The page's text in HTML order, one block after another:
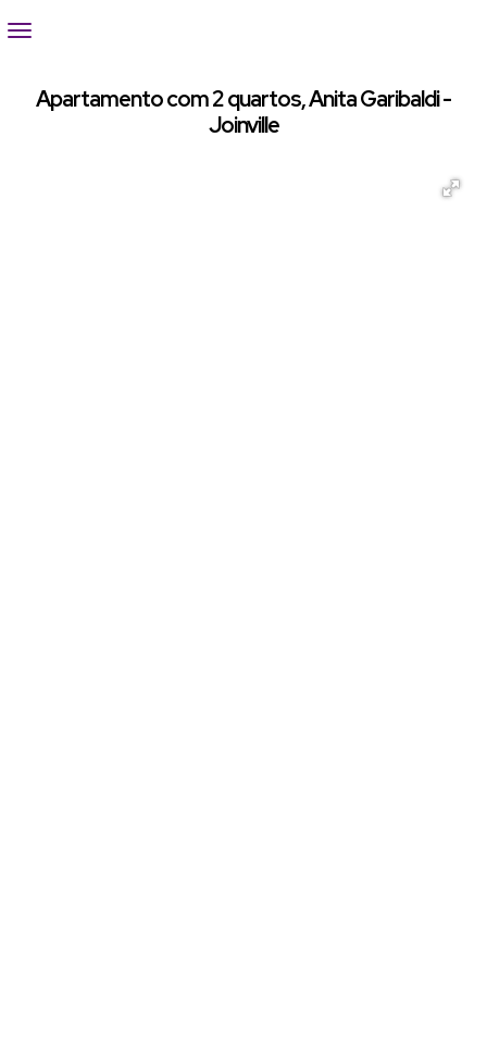
Apartamento com 2 quartos, Anita Garibaldi -
Joinville